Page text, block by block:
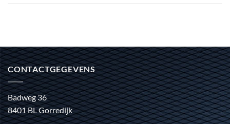
CONTACTGEGEVENS
Badweg 36
8401 BL Gorredijk